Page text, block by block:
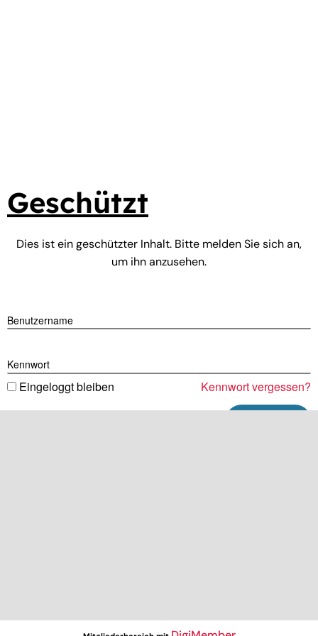
Geschützt
Dies ist ein geschützter Inhalt. Bitte melden Sie sich an,
um ihn anzusehen.
Benutzername
Kennwort
Eingeloggt bleiben Kennwort vergessen?